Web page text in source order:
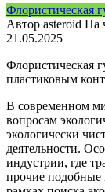
Флористическая
Автор asteroid На
21.05.2025
Флористическая
пластиковым
В современном
вопросам
экологически
деятельности.
индустрии, где
прочие подобные